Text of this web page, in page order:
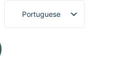
Portuguese
English